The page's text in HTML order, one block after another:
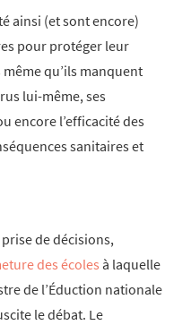
ainsi (et sont encore)
pour protéger leur
qu’ils manquent
lui-même, ses
encore l’efficacité des
sanitaires et
de décisions,
des écoles à laquelle
de l’Éduction nationale
le débat. Le